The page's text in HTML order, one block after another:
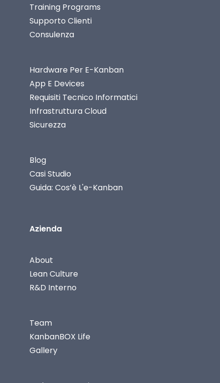
Training Programs
Supporto Clienti
Consulenza
Hardware Per E-Kanban
App E Devices
Requisiti Tecnico Informatici
Infrastruttura Cloud
Sicurezza
Blog
Casi Studio
Guida: Cos’è L'e-Kanban
Azienda
About
Lean Culture
R&D Interno
Team
KanbanBOX Life
Gallery